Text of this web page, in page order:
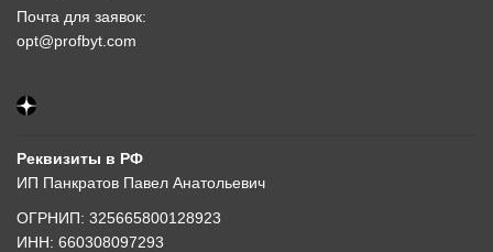
Почта для заявок:
opt@profbyt.com
Реквизиты в РФ
ИП Панкратов Павел Анатольевич
ОГРНИП: 325665800128923
ИНН: 660308097293